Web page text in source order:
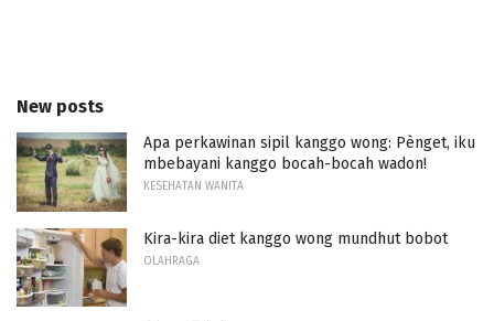
New posts
Apa perkawinan sipil kanggo wong: Pènget, iku
mbebayani kanggo bocah-bocah wadon!
KESEHATAN WANITA
Kira-kira diet kanggo wong mundhut bobot
OLAHRAGA